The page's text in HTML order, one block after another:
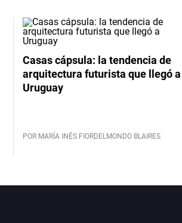
Casas cápsula: la tendencia de
arquitectura futurista que llegó a
Uruguay
POR MARÍA INÉS FIORDELMONDO BLAIRES